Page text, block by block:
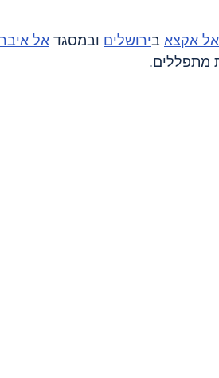
אל אקצא בירושלים ובמסגד אל
מתפללים.